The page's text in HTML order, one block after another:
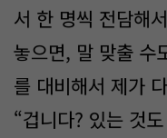
서 한 명씩 전담해
놓으면, 말 맞출 수
를 대비해서 제가
“겁니다? 있는 것